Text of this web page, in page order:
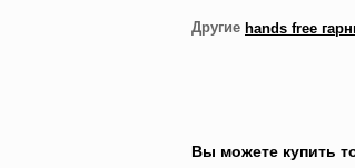
Другие hands free
Вы можете купить